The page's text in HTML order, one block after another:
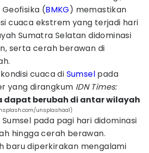
(BMKG) memastikan
cuaca ekstrem yang terjadi hari
Sumatra Selatan didominasi
serta cerah berawan di
cuaca di Sumsel pada
yang dirangkum IDN Times:
dapat berubah di antar wilayah
unsplashaa1)
Sumsel pada pagi hari didominasi
hingga cerah berawan.
baru diperkirakan mengalami